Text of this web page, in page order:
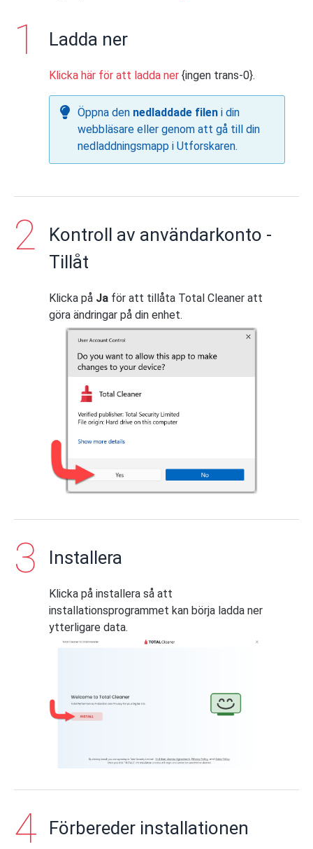
Ladda ner
Klicka här för att ladda ner {ingen trans-0}.
Öppna den nedladdade filen i din
webbläsare eller genom att gå till din
nedladdningsmapp i Utforskaren.
Kontroll av användarkonto -
Tillåt
Klicka på Ja för att tillåta Total Cleaner att
göra ändringar på din enhet.
Installera
Klicka på installera så att
installationsprogrammet kan börja ladda ner
ytterligare data.
Förbereder installationen